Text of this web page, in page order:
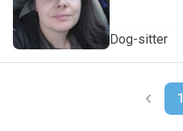
Dog-sitter
1